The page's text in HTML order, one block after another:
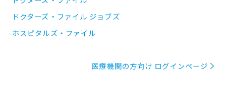
ドクターズ・ファイル ジョブズ
ホスピタルズ・ファイル
医療機関の方向け ログインページ